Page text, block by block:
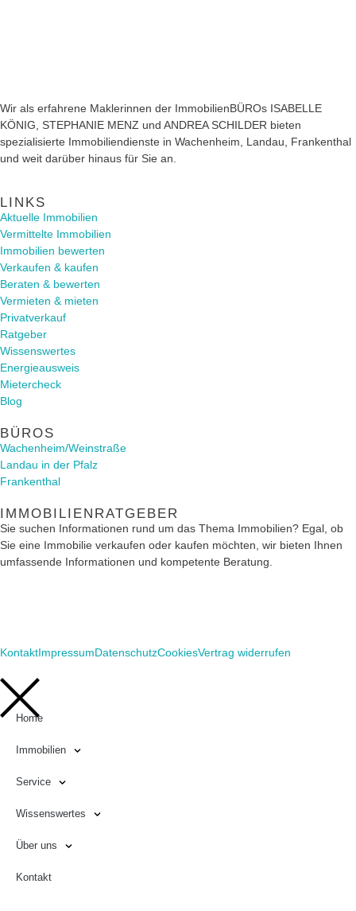
Wir als erfahrene Maklerinnen der ImmobilienBÜROs ISABELLE
KÖNIG, STEPHANIE MENZ und ANDREA SCHILDER bieten
spezialisierte Immobiliendienste in Wachenheim, Landau, Frankenthal
und weit darüber hinaus für Sie an.
LINKS
Aktuelle Immobilien
Vermittelte Immobilien
Immobilien bewerten
Verkaufen & kaufen
Beraten & bewerten
Vermieten & mieten
Privatverkauf
Ratgeber
Wissenswertes
Energieausweis
Mietercheck
Blog
BÜROS
Wachenheim/Weinstraße
Landau in der Pfalz
Frankenthal
IMMOBILIENRATGEBER
Sie suchen Informationen rund um das Thema Immobilien? Egal, ob
Sie eine Immobilie verkaufen oder kaufen möchten, wir bieten Ihnen
umfassende Informationen und kompetente Beratung.
KontaktImpressumDatenschutzCookiesVertrag widerrufen
Home
Immobilien
Service
Wissenswertes
Über uns
Kontakt